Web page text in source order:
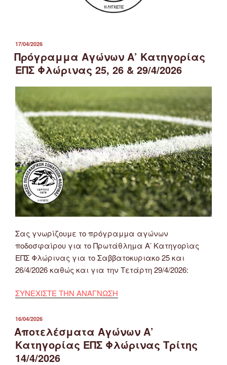
ΔΗΜΟΣΙΕΎΤΗΚΕ
ΣΤΙΣ
17/04/2026
Πρόγραμμα Αγώνων Α’ Κατηγορίας
ΕΠΣ Φλώρινας 25, 26 & 29/4/2026
Σας γνωρίζουμε το πρόγραμμα αγώνων
ποδοσφαίρου για το Πρωτάθλημα Α’ Κατηγορίας
ΕΠΣ Φλώρινας για το Σαββατοκυριακο 25 και
26/4/2026 καθώς και για την Τετάρτη 29/4/2026:
ΣΥΝΕΧΙΣΤΕ ΤΗΝ ΑΝΑΓΝΩΣΗ
ΔΗΜΟΣΙΕΎΤΗΚΕ
ΣΤΙΣ
16/04/2026
Αποτελέσματα Αγώνων Α’
Κατηγορίας ΕΠΣ Φλώρινας Τρίτης
14/4/2026